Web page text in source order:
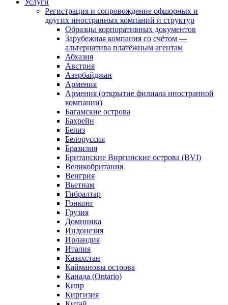
Услуги
Регистрация и сопровождение офшорных и
других иностранных компаний и структур
Образцы корпоративных документов
Зарубежная компания со счётом —
альтернатива платёжным агентам
Абхазия
Австрия
Азербайджан
Армения
Армения (открытие филиала иностранной
компании)
Багамские острова
Бахрейн
Белиз
Белоруссия
Бразилия
Британские Виргинские острова (BVI)
Великобритания
Венгрия
Вьетнам
Гибралтар
Гонконг
Грузия
Доминика
Индонезия
Ирландия
Италия
Казахстан
Каймановы острова
Канада (Ontario)
Кипр
Киргизия